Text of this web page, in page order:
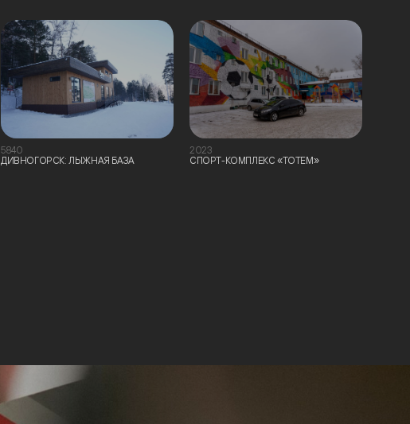
5840
ДИВНОГОРСК: ЛЫЖНАЯ БАЗА
2023
СПОРТ-КОМПЛЕКС «ТОТЕМ»